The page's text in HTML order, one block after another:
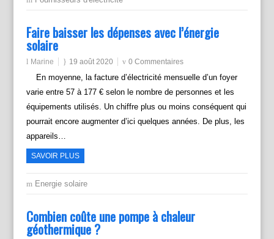
Faire baisser les dépenses avec l’énergie
solaire
Marine 19 août 2020 0 Commentaires
En moyenne, la facture d’électricité mensuelle d’un foyer
varie entre 57 à 177 € selon le nombre de personnes et les
équipements utilisés. Un chiffre plus ou moins conséquent qui
pourrait encore augmenter d’ici quelques années. De plus, les
appareils…
SAVOIR PLUS
Energie solaire
Combien coûte une pompe à chaleur
géothermique ?